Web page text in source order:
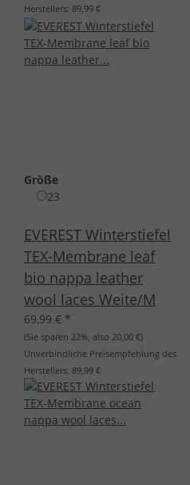
Herstellers: 89,99 €
Größe
23
EVEREST Winterstiefel
TEX-Membrane leaf
bio nappa leather
wool laces Weite/M
69,99 € *
(Sie sparen 22%, also 20,00 €)
Unverbindliche Preisempfehlung des
Herstellers: 89,99 €